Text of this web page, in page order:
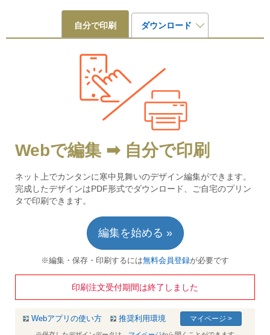
自分で印刷 ダウンロード
Webで編集 ➡ 自分で印刷
ネット上でカンタンに寒中見舞いのデザイン編集ができます。
完成したデザインはPDF形式でダウンロード、ご自宅のプリン
タで印刷できます。
編集を始める »
※編集・保存・印刷するには無料会員登録が必要です
印刷注文受付期間は終了しました
Webアプリの使い方 推奨利用環境 マイページ >